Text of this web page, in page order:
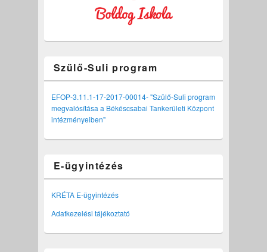
Szülő-Suli program
EFOP-3.11.1-17-2017-00014- "Szülő-Suli program
megvalósítása a Békéscsabai Tankerületi Központ
intézményeiben"
E-ügyintézés
KRÉTA E-ügyintézés
Adatkezelési tájékoztató